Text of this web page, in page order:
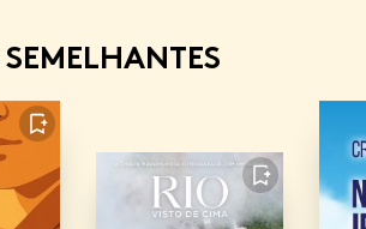
FAVORITO
FAVORITO